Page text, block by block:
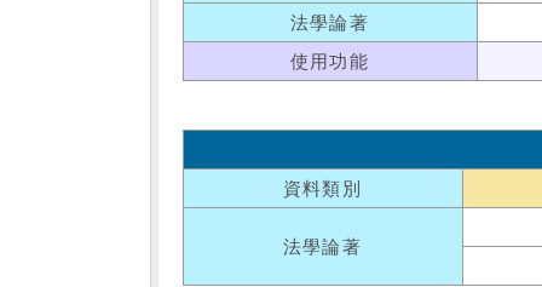
法學論著
使用功能
資料類別
法學論著